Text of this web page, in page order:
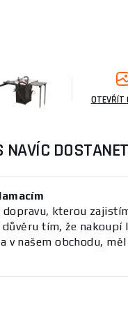
OTEVŘÍT
kterou
tím, že nakoupí
v našem obchodu,